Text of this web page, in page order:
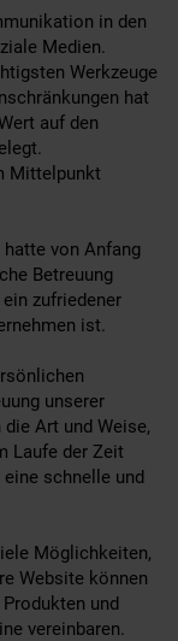
in den
Medien.
Werkzeuge
hat
auf den
Mittelpunkt
von Anfang
Betreuung
zufriedener
ist.
unserer
Art und Weise,
Laufe der Zeit
schnelle und
Möglichkeiten,
Website können
und
vereinbaren.